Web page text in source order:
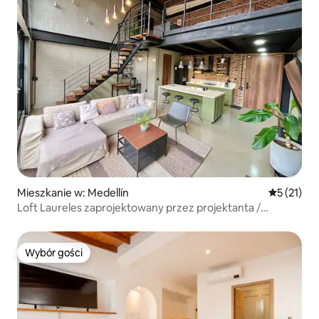
Mieszkanie w: Medellín Średnia
5 (21)
Loft Laureles zaprojektowany przez projektanta /
Wybór gości
Wybór gości